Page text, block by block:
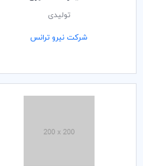
تولیدی
شرکت نیرو ترانس